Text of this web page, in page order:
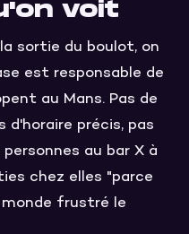
voit
sortie du boulot, on
est responsable de
au Mans. Pas de
d'horaire précis, pas
au bar X à
chez elles "parce
frustré le